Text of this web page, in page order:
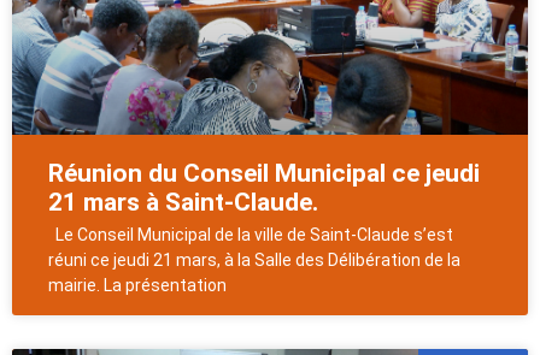
Réunion du Conseil Municipal ce jeudi
21 mars à Saint-Claude.
Le Conseil Municipal de la ville de Saint-Claude s’est
réuni ce jeudi 21 mars, à la Salle des Délibération de la
mairie. La présentation